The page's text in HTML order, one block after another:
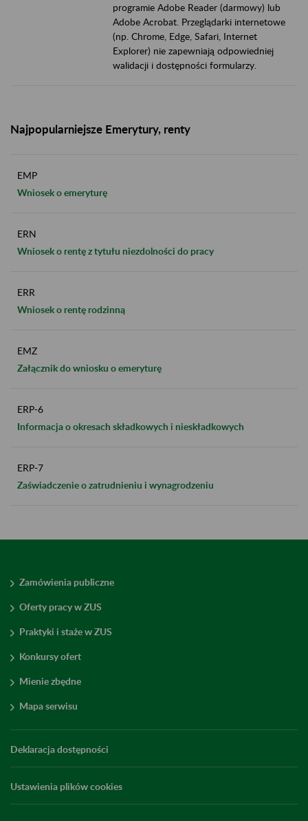
programie Adobe Reader (darmowy) lub
Adobe Acrobat. Przeglądarki internetowe
(np. Chrome, Edge, Safari, Internet
Explorer) nie zapewniają odpowiedniej
walidacji i dostępności formularzy.
Najpopularniejsze Emerytury, renty
EMP
Wniosek o emeryturę
ERN
Wniosek o rentę z tytułu niezdolności do pracy
ERR
Wniosek o rentę rodzinną
EMZ
Załącznik do wniosku o emeryturę
ERP-6
Informacja o okresach składkowych i nieskładkowych
ERP-7
Zaświadczenie o zatrudnieniu i wynagrodzeniu
Zamówienia publiczne
Oferty pracy w ZUS
Praktyki i staże w ZUS
Konkursy ofert
Mienie zbędne
Mapa serwisu
Deklaracja dostępności
Ustawienia plików cookies